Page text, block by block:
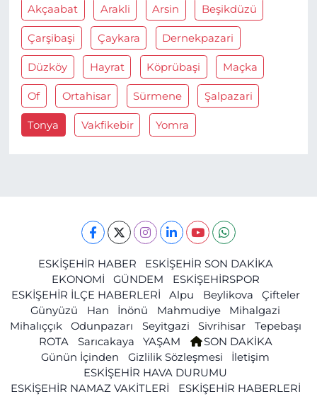
Akçaabat Arakli Arsin Beşikdüzü
Çarşibaşi Çaykara Dernekpazari
Düzköy Hayrat Köprübaşi Maçka
Of Ortahisar Sürmene Şalpazari
Tonya Vakfikebir Yomra
ESKİŞEHİR HABER
ESKİŞEHİR SON DAKİKA
EKONOMİ
GÜNDEM
ESKİŞEHİRSPOR
ESKİŞEHİR İLÇE HABERLERİ
Alpu Beylikova
Çifteler
Günyüzü
Han İnönü Mahmudiye
Mihalgazi
Mihalıççık
Odunpazarı Seyitgazi Sivrihisar
Tepebaşı
ROTA
Sarıcakaya YAŞAM
SON DAKİKA
Günün İçinden
Gizlilik Sözleşmesi
İletişim
ESKİŞEHİR HAVA DURUMU
ESKİŞEHİR NAMAZ VAKİTLERİ
ESKİŞEHİR HABERLERİ